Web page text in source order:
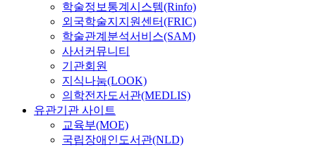
학술정보통계시스템(Rinfo)
외국학술지지원센터(FRIC)
학술관계분석서비스(SAM)
사서커뮤니티
기관회원
지식나눔(LOOK)
의학전자도서관(MEDLIS)
유관기관 사이트
교육부(MOE)
국립장애인도서관(NLD)